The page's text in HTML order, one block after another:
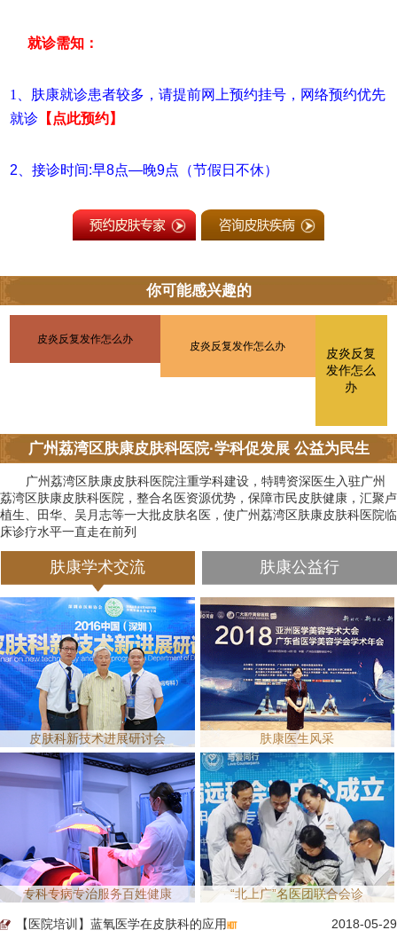
就诊需知：
1、肤康就诊患者较多，请提前网上预约挂号 ， 网络预约优先
就诊 【点此预约】
2、接诊时间:早8点—晚9点（节假日不休）
你可能感兴趣的
皮炎反复发作怎么办
皮炎反复发作怎么办
皮炎反复
发作怎么
办
广州荔湾区肤康皮肤科医院·学科促发展 公益为民生
广州荔湾区肤康皮肤科医院注重学科建设，特聘资深医生入驻广州
荔湾区肤康皮肤科医院，整合名医资源优势，保障市民皮肤健康，汇聚卢
植生、田华、吴月志等一大批皮肤名医，使广州荔湾区肤康皮肤科医院临
床诊疗水平一直走在前列
肤康学术交流 肤康公益行
皮肤科新技术进展研讨会 肤康医生风采
专科专病专治服务百姓健康 “北上广”名医团联合会诊
【医院培训】蓝氧医学在皮肤科的应用 2018-05-29